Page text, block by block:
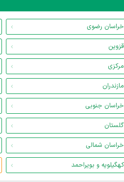
رضوی
جنوبی
شمالی
و بویراحمد